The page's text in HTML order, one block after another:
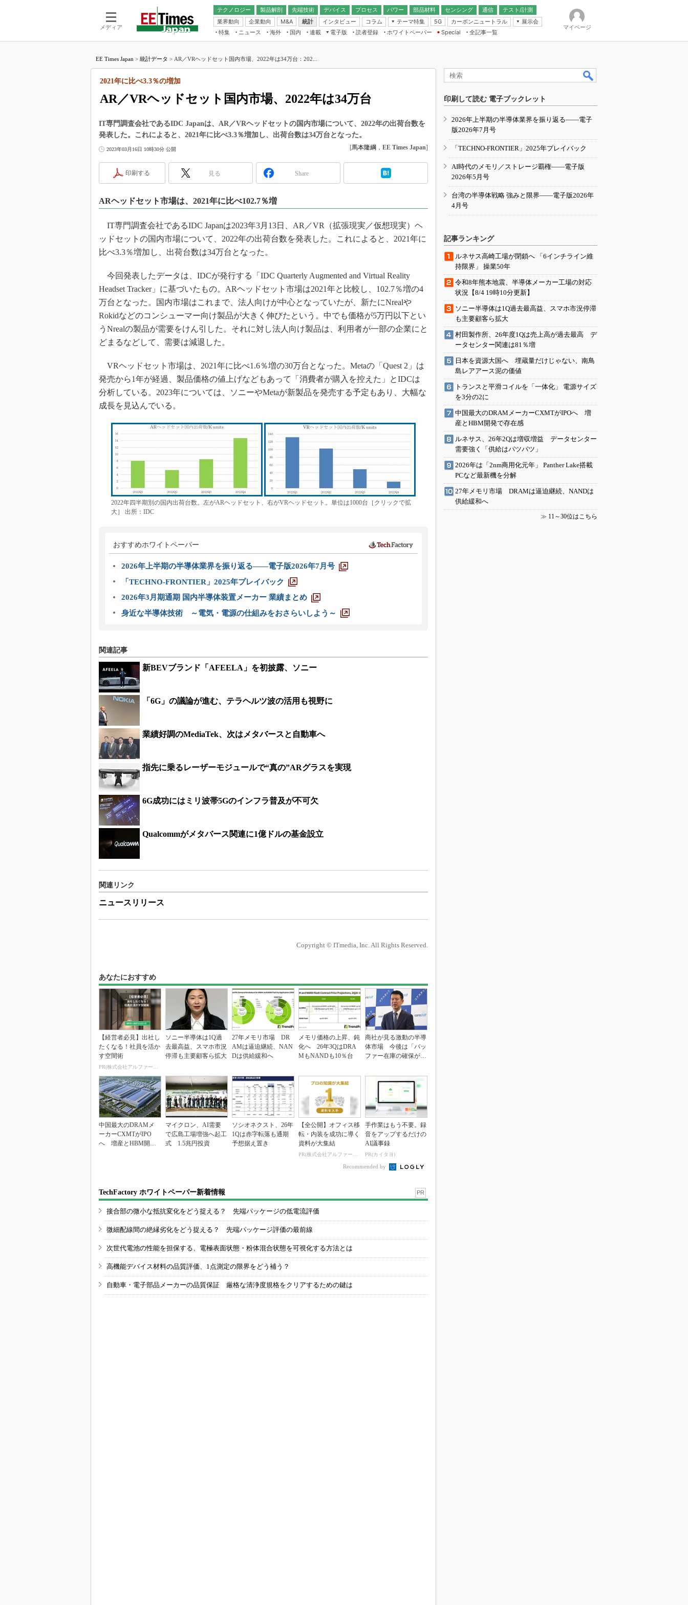
メディア
テクノロジー 製品解剖
先端技術
電池／エネルギー
デバイス
アナログ
マイコン
プロセス パワー 部品材料 センシング
通信
無線
テスト/計測
業界動向
企業動向 M&A 統計 インタビュー コラム
テーマ特集
フィジカルAI
読者調査（EE Times Research）
IoT
電源設計（EDN Japan）
エレクトロニクス入門（EDN
5G カーボンニュートラル
展示会
IoT・エッジコンピューティング
EXPO
TECHNO-FRONTIER
人とくるま展
特集 ニュース 海外 国内
連載
福田昭のデバイス通信
大山聡の業界スコープ
リタイア直前エンジニアの社会人大
学漂流記
踊るバズワード ～Behind the
Buzzword
で起こること
“異端児エンジニア”が仕掛けた社内
改革、執念の180日
イノベーションは日本を救うのか
JASA発IoT通信
IHSアナリスト「未来展望」
「英語に愛されないエンジニア」の
ための新行動論
電子版
電子ブックレット
読者登録 ホワイトペーパー
Special
全記事一覧
マイページ
EE Times Japan > 統計データ > AR／VRヘッドセット国内市場、2022年は34万台：202...
AR／VRヘッドセット国内市場、2022年は34万台
2021年に比べ3.3％の増加
IT専門調査会社であるIDC Japanは、AR／VRヘッドセットの国内市場について、2022年の出荷台数を
発表した。これによると、2021年に比べ3.3％増加し、出荷台数は34万台となった。
2023年03月16日 10時30分 公開 [馬本隆綱 ， EE Times Japan]
印刷する 見る Share
ARヘッドセット市場は、2021年に比べ102.7％増
IT専門調査会社であるIDC Japanは2023年3月13日、AR／VR（拡張現実／仮想現実）ヘ
ッドセットの国内市場について、2022年の出荷台数を発表した。これによると、2021年に
比べ3.3％増加し、出荷台数は34万台となった。
今回発表したデータは、IDCが発行する「IDC Quarterly Augmented and Virtual Reality
Headset Tracker」に基づいたもの。ARヘッドセット市場は2021年と比較し、102.7％増の4
万台となった。国内市場はこれまで、法人向けが中心となっていたが、新たにNrealや
Rokidなどのコンシューマー向け製品が大きく伸びたという。中でも価格が5万円以下とい
うNrealの製品が需要をけん引した。それに対し法人向け製品は、利用者が一部の企業にと
どまるなどして、需要は減退した。
VRヘッドセット市場は、2021年に比べ1.6％増の30万台となった。Metaの「Quest 2」は
発売から1年が経過、製品価格の値上げなどもあって「消費者が購入を控えた」とIDCは
分析している。2023年については、ソニーやMetaが新製品を発売する予定もあり、大幅な
成長を見込んでいる。
2022年四半期別の国内出荷台数。左がARヘッドセット、右がVRヘッドセット。単位は1000台［クリックで拡
大］ 出所：IDC
おすすめホワイトペーパー
2026年上半期の半導体業界を振り返る――電子版2026年7月号
「TECHNO-FRONTIER」2025年プレイバック
2026年3月期通期 国内半導体装置メーカー 業績まとめ
身近な半導体技術 ～電気・電源の仕組みをおさらいしよう～
関連記事
新BEVブランド「AFEELA」を初披露、ソニー
「6G」の議論が進む、テラヘルツ波の活用も視野に
業績好調のMediaTek、次はメタバースと自動車へ
指先に乗るレーザーモジュールで“真の”ARグラスを実現
6G成功にはミリ波帯5Gのインフラ普及が不可欠
Qualcommがメタバース関連に1億ドルの基金設立
関連リンク
ニュースリリース
Copyright © ITmedia, Inc. All Rights Reserved.
あなたにおすすめ
【経営者必見】出社し
たくなる！社員を活か
す空間術
PR(株式会社アルファーテクノ)
ソニー半導体は1Q過
去最高益、スマホ市況
停滞も主要顧客ら拡大
27年メモリ市場 DR
AMは逼迫継続、NAN
Dは供給緩和へ
メモリ価格の上昇、鈍
化へ 26年3QはDRA
MもNANDも10％台
商社が見る激動の半導
体市場 今後は「バッ
ファー在庫の確保が重
中国最大のDRAMメ
ーカーCXMTがIPO
へ 増産とHBM開発
マイクロン、AI需要
で広島工場増強へ起工
式 1.5兆円投資
ソシオネクスト、26年
1Qは赤字転落も通期
予想据え置き
【全公開】オフィス移
転・内装を成功に導く
資料が大集結
PR(株式会社アルファーテクノ)
手作業はもう不要。録
音をアップするだけの
AI議事録
PR(カイタヨ)
Recommended by
TechFactory ホワイトペーパー新着情報 PR
接合部の微小な抵抗変化をどう捉える？ 先端パッケージの低電流評価
微細配線間の絶縁劣化をどう捉える？ 先端パッケージ評価の最前線
次世代電池の性能を担保する、電極表面状態・粉体混合状態を可視化する方法とは
高機能デバイス材料の品質評価、1点測定の限界をどう補う？
自動車・電子部品メーカーの品質保証 厳格な清浄度規格をクリアするための鍵は
印刷して読む 電子ブックレット
2026年上半期の半導体業界を振り返る――電子
版2026年7月号
「TECHNO-FRONTIER」2025年プレイバック
AI時代のメモリ／ストレージ覇権――電子版
2026年5月号
台湾の半導体戦略 強みと限界――電子版2026年
4月号
記事ランキング
ルネサス高崎工場が閉鎖へ 「6インチライン維
持限界」 操業50年
令和8年熊本地震、半導体メーカー工場の対応
状況【8/4 19時10分更新】
ソニー半導体は1Q過去最高益、スマホ市況停滞
も主要顧客ら拡大
村田製作所、26年度1Qは売上高が過去最高 デ
ータセンター関連は81％増
日本を資源大国へ 埋蔵量だけじゃない、南鳥
島レアアース泥の価値
トランスと平滑コイルを「一体化」 電源サイズ
を3分の2に
中国最大のDRAMメーカーCXMTがIPOへ 増
産とHBM開発で存在感
ルネサス、26年2Qは増収増益 データセンター
需要強く「供給はパツパツ」
2026年は「2nm商用化元年」 Panther Lake搭載
PCなど最新機を分解
27年メモリ市場 DRAMは逼迫継続、NANDは
供給緩和へ
≫ 11～30位はこちら